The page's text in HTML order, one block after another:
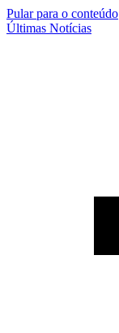
Pular para o conteúdo
Últimas Notícias